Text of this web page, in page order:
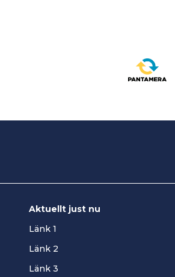
Aktuellt just nu
Länk 1
Länk 2
Länk 3